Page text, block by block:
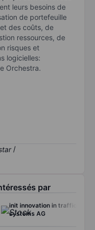
leurs besoins de
de portefeuille
des coûts, de
ressources, de
risques et
logicielles:
Orchestra.
/
par
init innovation in traffic
systems AG